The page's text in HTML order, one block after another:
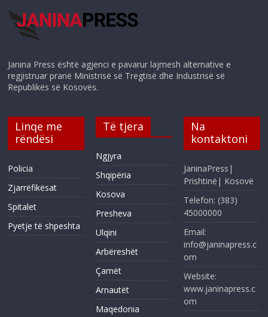
Janina Press është agjenci e pavarur lajmesh alternative e
regjistruar pranë Ministrisë së Tregtisë dhe Industrisë së
Republikës së Kosovës.
Linqe me
rëndësi
Policia
Zjarrëfikësat
Spitalet
Pyetje të shpeshta
Të tjera
Ngjyra
Shqipëria
Kosova
Presheva
Ulqini
Arbëreshët
Çamët
Arnautët
Maqedonia
Na
kontaktoni
JaninaPress|
Prishtinë| Kosovë
Telefon: (383)
45000000
Email:
info@janinapress.c
om
Website:
www.janinapress.c
om